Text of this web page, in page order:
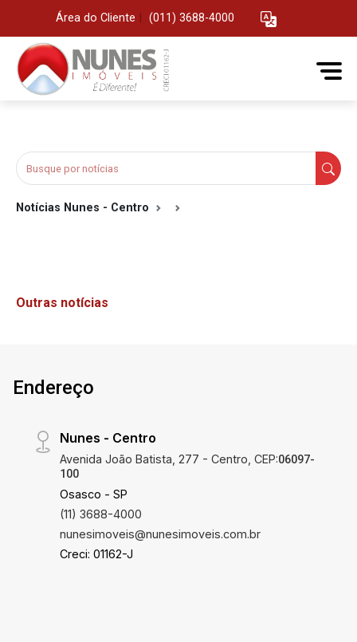
Área do Cliente (011) 3688-4000
Notícias Nunes - Centro
Outras notícias
Endereço
Nunes - Centro
Avenida João Batista, 277 - Centro, CEP:06097-
100
Osasco - SP
(11) 3688-4000
nunesimoveis@nunesimoveis.com.br
Creci: 01162-J